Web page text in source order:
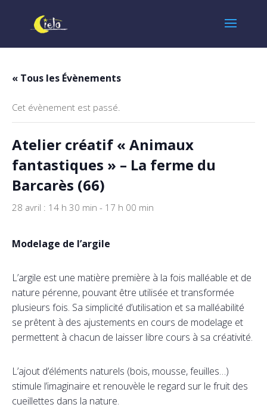
« Tous les Évènements
Cet évènement est passé.
Atelier créatif « Animaux
fantastiques » – La ferme du
Barcarès (66)
28 avril : 14 h 30 min - 17 h 00 min
Modelage de l’argile
L’argile est une matière première à la fois malléable et de
nature pérenne, pouvant être utilisée et transformée
plusieurs fois. Sa simplicité d’utilisation et sa malléabilité
se prêtent à des ajustements en cours de modelage et
permettent à chacun de laisser libre cours à sa créativité.
L’ajout d’éléments naturels (bois, mousse, feuilles…)
stimule l’imaginaire et renouvèle le regard sur le fruit des
cueillettes dans la nature.